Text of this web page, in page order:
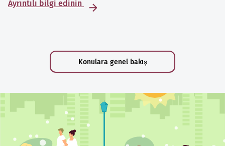
Ayrıntılı bilgi edinin
Konulara genel bakış